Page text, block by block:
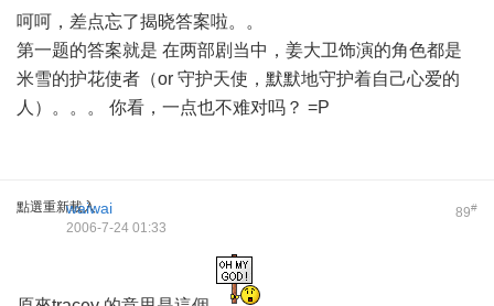
呵呵，差点忘了揭晓答案啦。。
第一题的答案就是 在两部剧当中，姜大卫饰演的角色都是
米雪的护花使者（or 守护天使，默默地守护着自己心爱的
人）。。。 你看，一点也不难对吗？ =P
點選重新載入 89#
waiwai
2006-7-24 01:33